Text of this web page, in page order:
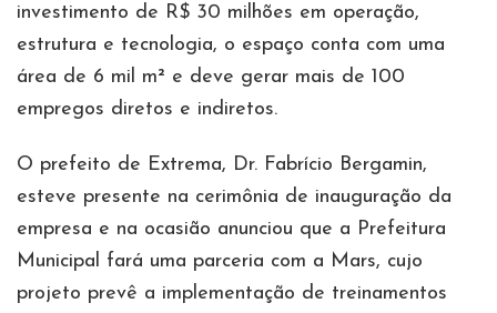
investimento de R$ 30 milhões em operação,
estrutura e tecnologia, o espaço conta com uma
área de 6 mil m² e deve gerar mais de 100
empregos diretos e indiretos.
O prefeito de Extrema, Dr. Fabrício Bergamin,
esteve presente na cerimônia de inauguração da
empresa e na ocasião anunciou que a Prefeitura
Municipal fará uma parceria com a Mars, cujo
projeto prevê a implementação de treinamentos